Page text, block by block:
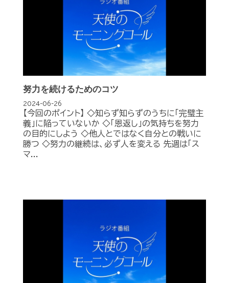
努力を続けるためのコツ
2024-06-26
【今回のポイント】 ◇知らず知らずのうちに「完璧主
義」に陥っていないか ◇「恩返し」の気持ちを努力
の目的にしよう ◇他人とではなく自分との戦いに
勝つ ◇努力の継続は、必ず人を変える 先週は「ス
マ...